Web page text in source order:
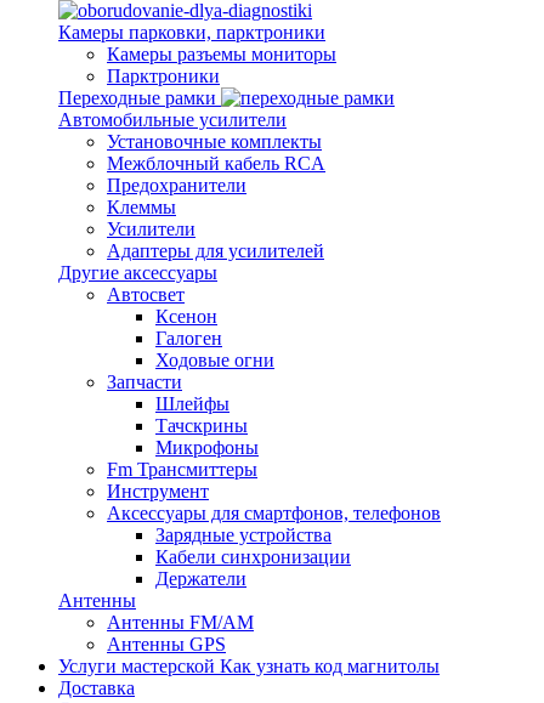
Камеры парковки, парктроники
Камеры разъемы мониторы
Парктроники
Переходные рамки
Автомобильные усилители
Установочные комплекты
Межблочный кабель RCA
Предохранители
Клеммы
Усилители
Адаптеры для усилителей
Другие аксессуары
Автосвет
Ксенон
Галоген
Ходовые огни
Запчасти
Шлейфы
Тачскрины
Микрофоны
Fm Трансмиттеры
Инструмент
Аксессуары для смартфонов, телефонов
Зарядные устройства
Кабели синхронизации
Держатели
Антенны
Антенны FM/AM
Антенны GPS
Услуги мастерской Как узнать код магнитолы
Доставка